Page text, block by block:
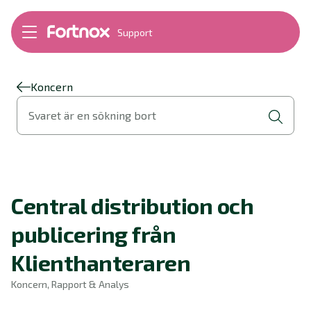
Support
Bokföring
Fakturering
Byt till Fortnox
Felsökning
Support Play
Ordlista
Koncern
Svaret är en sökning bort
Central distribution och
publicering från
Klienthanteraren
Koncern, Rapport & Analys